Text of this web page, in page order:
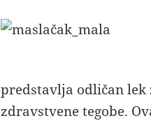
predstavlja odličan lek
zdravstvene tegobe.